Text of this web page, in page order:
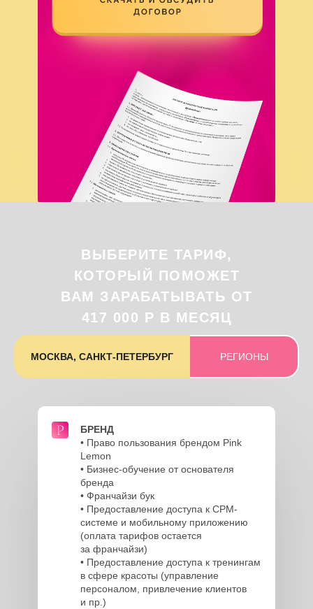
ВЫБЕРИТЕ ТАРИФ,
КОТОРЫЙ ПОМОЖЕТ
ВАМ ЗАРАБАТЫВАТЬ ОТ
417 000 Р В МЕСЯЦ
МОСКВА, САНКТ-ПЕТЕРБУРГ РЕГИОНЫ
БРЕНД
• Право пользования брендом Pink
Lemon
• Бизнес-обучение от основателя
бренда
• Франчайзи бук
• Предоставление доступа к CРМ-
системе и мобильному приложению
(оплата тарифов остается
за франчайзи)
• Предоставление доступа к тренингам
в сфере красоты (управление
персоналом, привлечение клиентов
и пр.)